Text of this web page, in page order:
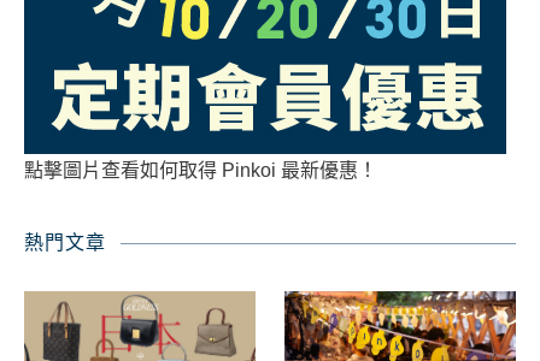
點擊圖片查看如何取得 Pinkoi 最新優惠！
熱門文章